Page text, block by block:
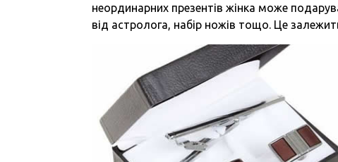
неординарних презентів жінка може
від астролога, набір ножів тощо. Це